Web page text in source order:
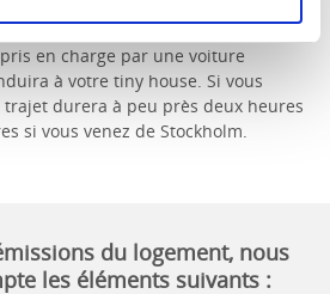
puis le bus jusqu'à la station de
en charge par une voiture
à votre tiny house. Si vous
trajet durera à peu près deux heures
si vous venez de Stockholm.
du logement, nous
les éléments suivants :